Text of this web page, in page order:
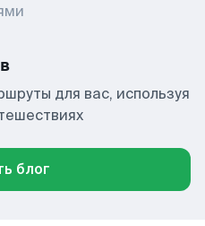
для вас, используя
блог